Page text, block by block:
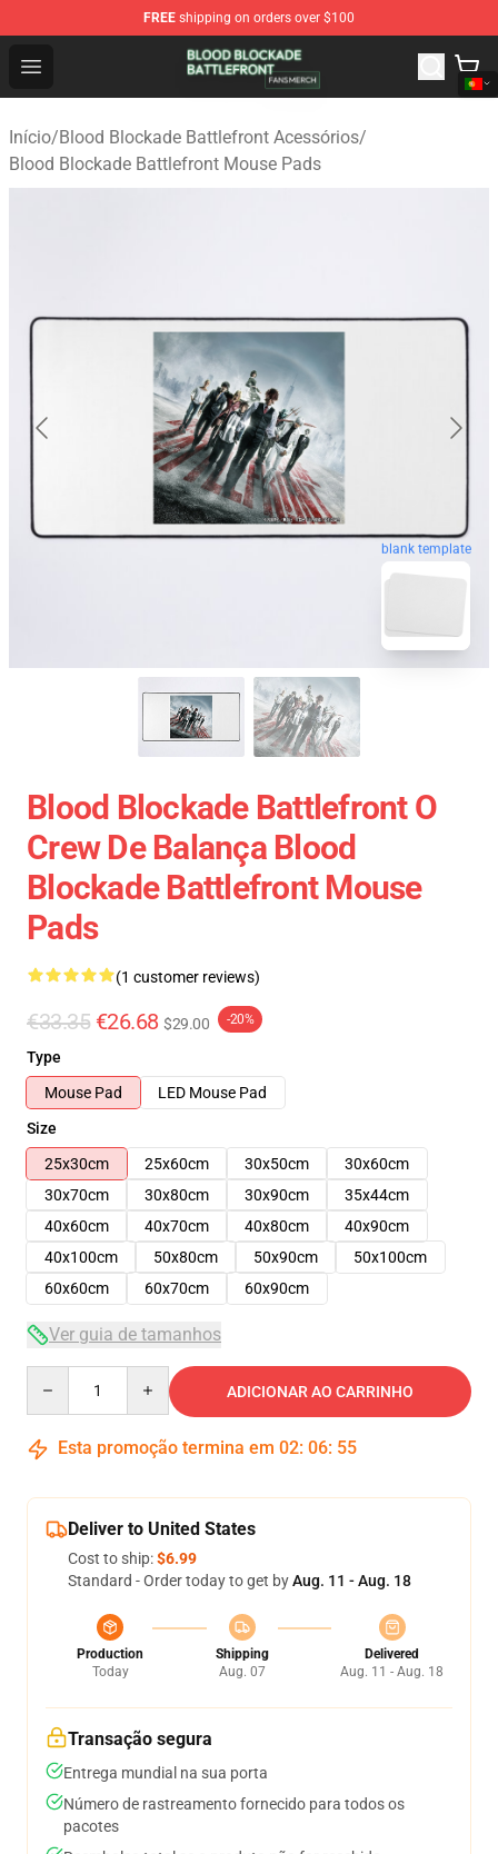
FREE shipping on orders over $100
Open menu
Blood Blockade Battlefront Shop - Official Blood
Início/Blood Blockade Battlefront Acessórios/
Blood Blockade Battlefront Mouse Pads
blank template
Blood Blockade Battlefront O
Crew De Balança Blood
Blockade Battlefront Mouse
Pads
(1 customer reviews)
€33.35 €26.68 $29.00 -20%
Type
Mouse Pad
LED Mouse Pad
Size
25x30cm
25x60cm 30x50cm
30x60cm
30x70cm
30x80cm 30x90cm
35x44cm
40x60cm
40x70cm 40x80cm
40x90cm
40x100cm
50x80cm 50x90cm
50x100cm
60x60cm
60x70cm 60x90cm
Ver guia de tamanhos
ADICIONAR AO CARRINHO
Esta promoção termina em 02: 06: 54
Deliver to United States
Cost to ship:$6.99
Standard - Order today to get byAug. 11 - Aug. 18
Production
Today
Shipping
Aug. 07
Delivered
Aug. 11 - Aug. 18
Transação segura
Entrega mundial na sua porta
Número de rastreamento fornecido para todos os
pacotes